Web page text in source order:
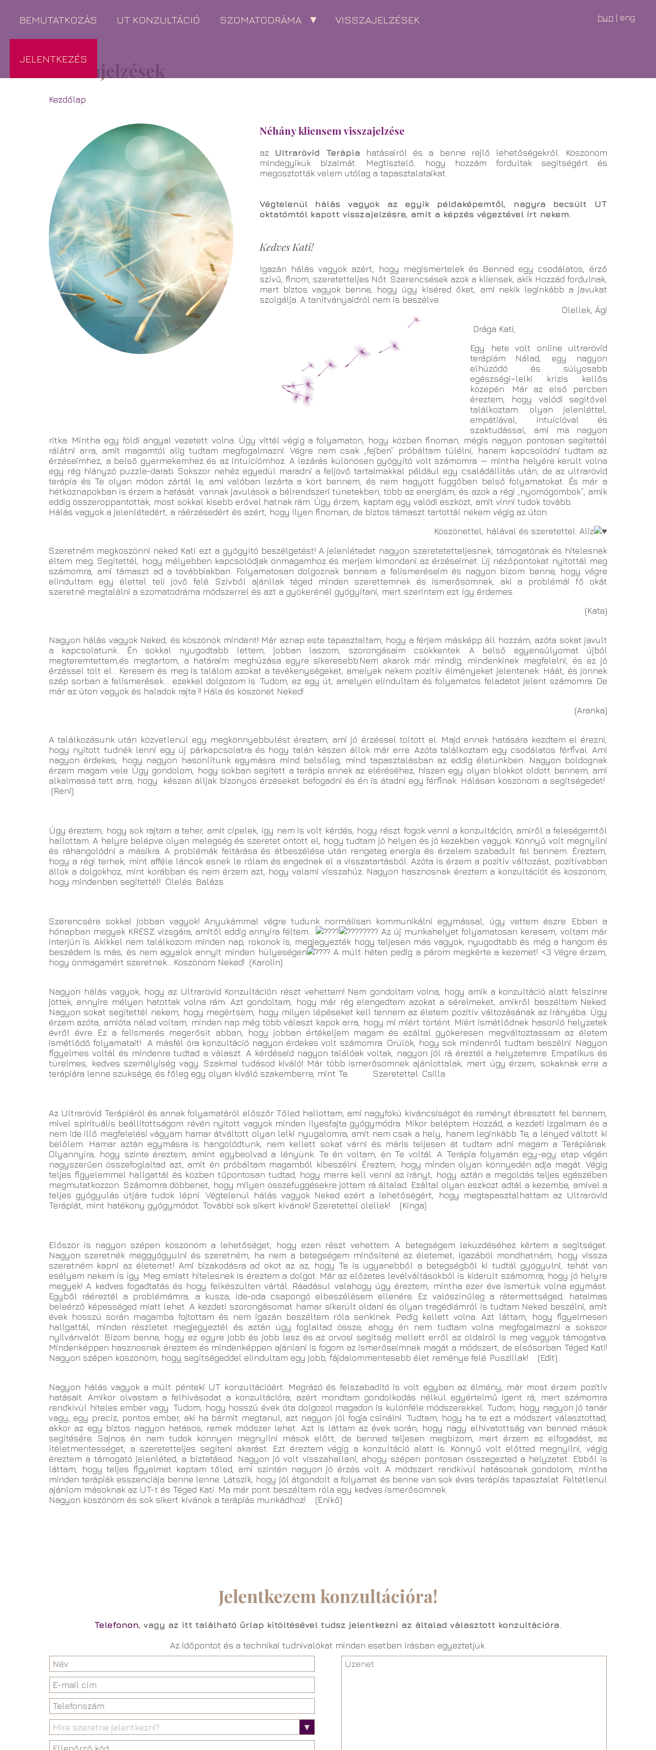
BEMUTATKOZÁS UT KONZULTÁCIÓ SZOMATODRÁMA VISSZAJELZÉSEK
JELENTKEZÉS
hun | eng
Visszajelzések
Kezdőlap
Néhány kliensem visszajelzése
az Ultrarövid Terápia hatásairól és a benne rejlő lehetőségekről. Köszönöm
mindegyikük bizalmát. Megtisztelő, hogy hozzám fordultak segítségért és
megosztották velem utólag a tapasztalataikat.
Végtelenül hálás vagyok az egyik példaképemtől, nagyra becsült UT
oktatómtól kapott visszajelzésre, amit a képzés végeztével írt nekem.
Kedves Kati!
Igazán hálás vagyok azért, hogy megismertelek és Benned egy csodálatos, érző
szívű, finom, szeretetteljes Nőt. Szerencsések azok a kliensek, akik Hozzád fordulnak,
mert biztos vagyok benne, hogy úgy kíséred őket, ami nekik leginkább a javukat
szolgálja. A tanítványaidról nem is beszélve.
Ölellek, Ági
Drága Kati,
Egy hete volt online ultrarövid
terápiám Nálad, egy nagyon
elhúzódó és súlyosabb
egészségi–lelki krízis kellős
közepén. Már az első percben
éreztem, hogy valódi segítővel
találkoztam: olyan jelenléttel,
empátiával, intuícióval és
szaktudással, ami ma nagyon
ritka. Mintha egy földi angyal vezetett volna. Úgy vittél végig a folyamaton, hogy közben finoman, mégis nagyon pontosan segítettél
rálátni arra, amit magamtól alig tudtam megfogalmazni. Végre nem csak „fejben” próbáltam túlélni, hanem kapcsolódni tudtam az
érzéseimhez, a belső gyermekemhez és az intuíciómhoz. A lezárás különösen gyógyító volt számomra — mintha helyére került volna
egy rég hiányzó puzzle-darab. Sokszor nehéz egyedül maradni a feljövő tartalmakkal például egy családállítás után, de az ultrarövid
terápia és Te olyan módon zártál le, ami valóban lezárta a kört bennem, és nem hagyott függőben belső folyamatokat. És már a
hétköznapokban is érzem a hatását: vannak javulások a bélrendszeri tünetekben, több az energiám, és azok a régi „nyomógombok”, amik
eddig összeroppantottak, most sokkal kisebb erővel hatnak rám. Úgy érzem, kaptam egy valódi eszközt, amit vinni tudok tovább.
Hálás vagyok a jelenlétedért, a ráérzésedért és azért, hogy ilyen finoman, de biztos támaszt tartottál nekem végig az úton.
Köszönettel, hálával és szeretettel: Aliz
Szeretném megköszönni neked Kati ezt a gyógyító beszélgetést! A jelenlétedet nagyon szeretetetteljesnek, támogatónak és hitelesnek
éltem meg. Segítettél, hogy mélyebben kapcsolódjak önmagamhoz és merjem kimondani az érzéseimet. Új nézőpontokat nyitottál meg
számomra, ami támaszt ad a továbbiakban. Folyamatosan dolgoznak bennem a felismeréseim és nagyon bízom benne, hogy végre
elindultam egy élettel teli jövő felé. Szívből ajánllak téged minden szerettemnek és ismerősömnek, aki a problémái fő okát
szeretné megtalálni a szomatodráma módszerrel és azt a gyökerénél gyógyítani, mert szerintem ezt így érdemes.
(Kata)
Nagyon hálás vagyok Neked, és köszönök mindent! Már aznap este tapasztaltam, hogy a férjem másképp áll hozzám, azóta sokat javult
a kapcsolatunk. Én sokkal nyugodtabb lettem, jobban laszom, szorongásaim csökkentek. A belső egyensúlyomat újból
megteremtettem,és megtartom, a határaim meghúzása egyre sikeresebb.Nem akarok már mindig, mindenkinek megfelelni, és ez jó
érzéssel tölt el... Keresem és meg is találom azokat a tevékenységeket, amelyek nekem pozitív élményeket jelentenek. Háát, és jönnek
szép sorban a felismerések.... ezekkel dolgozom is. Tudom, ez egy út, amelyen elindultam és folyamatos feladatot jelent számomra. De
már az úton vagyok és haladok rajta !! Hála és köszönet Neked!
(Aranka)
A találkozásunk után közvetlenül egy megkönnyebbülést éreztem, ami jó érzéssel töltött el. Majd ennek hatására kezdtem el érezni,
hogy nyitott tudnék lenni egy új párkapcsolatra és hogy talán készen állok már erre. Azóta találkoztam egy csodálatos férfival. Ami
nagyon érdekes, hogy nagyon hasonlítunk egymásra mind belsőleg, mind tapasztalásban az eddig életünkben. Nagyon boldognak
érzem magam vele. Úgy gondolom, hogy sokban segített a terápia ennek az eléréséhez, hiszen egy olyan blokkot oldott bennem, ami
alkalmassá tett arra, hogy készen álljak bizonyos érzéseket befogadni és én is átadni egy férfinak. Hálásan köszönöm a segítségedet!
(Reni)
Úgy éreztem, hogy sok rajtam a teher, amit cipelek, így nem is volt kérdés, hogy részt fogok venni a konzultáción, amiről a feleségemtől
hallottam. A helyre belépve olyan melegség és szeretet öntött el, hogy tudtam jó helyen és jó kezekben vagyok. Könnyű volt megnyílni
és ráhangolódni a másikra. A problémák feltárása és átbeszélése után rengeteg energia és érzelem szabadult fel bennem. Éreztem,
hogy a régi terhek, mint afféle láncok esnek le rólam és engednek el a visszatartásból. Azóta is érzem a pozitív változást, pozitívabban
állok a dolgokhoz, mint korábban és nem érzem azt, hogy valami visszahúz. Nagyon hasznosnak éreztem a konzultációt és köszönöm,
hogy mindenben segítettél! Ölelés: Balázs
Szerencsére sokkal jobban vagyok! Anyukámmal végre tudunk normálisan kommunikálni egymással, úgy vettem észre. Ebben a
hónapban megyek KRESZ vizsgára, amitől eddig annyira féltem...
Az új munkahelyet folyamatosan keresem, voltam már
interjún is. Akikkel nem találkozom minden nap, rokonok is, megjegyezték hogy teljesen más vagyok, nyugodtabb és még a hangom és
beszédem is más, és nem agyalok annyit minden hülyeségen
A múlt héten pedig a párom megkérte a kezemet! <3 Végre érzem,
hogy önmagamért szeretnek... Köszönöm Neked! (Karolin)
Nagyon hálás vagyok, hogy az Ultrarövid Konzultáción részt vehettem! Nem gondoltam volna, hogy amik a konzultáció alatt felszínre
jöttek, ennyire mélyen hatottak volna rám. Azt gondoltam, hogy már rég elengedtem azokat a sérelmeket, amikről beszéltem Neked.
Nagyon sokat segítettél nekem, hogy megértsem, hogy milyen lépéseket kell tennem az életem pozitív változásának az irányába. Úgy
érzem azóta, amióta nálad voltam, minden nap még több választ kapok arra, hogy mi miért történt. Miért ismétlődnek hasonló helyzetek
évről évre. Ez a felismerés megerősít abban, hogy jobban értékeljem magam és ezáltal gyökeresen megváltoztassam az életem
ismétlődő folyamatait! A másfél óra konzultáció nagyon érdekes volt számomra. Örülök, hogy sok mindenről tudtam beszélni. Nagyon
figyelmes voltál és mindenre tudtad a választ. A kérdéseid nagyon találóak voltak, nagyon jól rá éreztél a helyzetemre. Empatikus és
türelmes, kedves személyiség vagy. Szakmai tudásod kiváló! Már több ismerősömnek ajánlottalak, mert úgy érzem, sokaknak erre a
terápiára lenne szüksége, és főleg egy olyan kiváló szakemberre, mint Te. Szeretettel: Csilla
Az Ultrarövid Terápiáról és annak folyamatáról előszőr Tőled hallottam, ami nagyfokú kíváncsiságot és reményt ébresztett fel bennem,
mivel spirituális beállítottságom révén nyitott vagyok minden ilyesfajta gyógymódra. Mikor beléptem Hozzád, a kezdeti izgalmam és a
nem ide illő megfelelési vágyam hamar átváltott olyan lelki nyugalomra, amit nem csak a hely, hanem leginkább Te, a lényed váltott ki
belőlem. Hamar aztán egymásra is hangolódtunk, nem kellett sokat várni és máris teljesen át tudtam adni magam a Terápiának.
Olyannyira, hogy szinte éreztem, amint egybeolvad a lényünk. Te én voltam, én Te voltál. A Terápia folyamán egy-egy etap végén
nagyszerűen összefoglaltad azt, amit én próbáltam magamból kibeszélni. Éreztem, hogy minden olyan könnyedén adja magát. Végig
teljes figyelemmel hallgattál és közben tűpontosan tudtad, hogy merre kell venni az irányt, hogy aztán a megoldás teljes egészében
megmutatkozzon. Számomra döbbenet, hogy milyen összefüggésekre jöttem rá általad. Ezáltal olyan eszközt adtál a kezembe, amivel a
teljes gyógyulás útjára tudok lépni. Végtelenül hálás vagyok Neked ezért a lehetőségért, hogy megtapasztalhattam az Ultrarövid
Terápiát, mint hatékony gyógymódot. További sok sikert kívánok! Szeretettel ölellek! (Kinga)
Először is nagyon szépen köszönöm a lehetőséget, hogy ezen részt vehettem. A betegségem leküzdéséhez kértem a segítséget.
Nagyon szeretnék meggyógyulni és szeretném, ha nem a betegségem minősítené az életemet, igazából mondhatnám, hogy vissza
szeretném kapni az életemet! Ami bizakodásra ad okot az az, hogy Te is ugyanebből a betegségből ki tudtál gyógyulni, tehát van
esélyem nekem is így. Meg emiatt hitelesnek is éreztem a dolgot. Már az előzetes levélváltásokból is kiderült számomra, hogy jó helyre
megyek! A kedves fogadtatás és hogy felkészülten vártál. Ráadásul valahogy úgy éreztem, mintha ezer éve ismertük volna egymást.
Egyből ráéreztél a problémámra, a kusza, ide-oda csapongó elbeszélésem ellenére. Ez valószínűleg a rátermettséged, hatalmas
beleérző képességed miatt lehet. A kezdeti szorongásomat hamar sikerült oldani és olyan tragédiámról is tudtam Neked beszélni, amit
évek hosszú során magamba fojtottam és nem igazán beszéltem róla senkinek. Pedig kellett volna. Azt láttam, hogy figyelmesen
hallgattál, minden részletet megjegyeztél és aztán úgy foglaltad össze, ahogy én nem tudtam volna megfogalmazni a sokszor
nyilvánvalót. Bízom benne, hogy ez egyre jobb és jobb lesz és az orvosi segítség mellett erről az oldalról is meg vagyok támogatva.
Mindenképpen hasznosnak éreztem és mindenképpen ajánlani is fogom az ismerőseimnek magát a módszert, de elsősorban Téged Kati!
Nagyon szépen köszönöm, hogy segítségeddel elindultam egy jobb, fájdalommentesebb élet reménye felé. Puszillak! (Edit)
Nagyon hálás vagyok a múlt pénteki UT konzultációért. Megrázó és felszabadító is volt egyben az élmény, már most érzem pozitív
hatásait. Amikor olvastam a felhívásodat a konzultációra, azért mondtam gondolkodás nélkül egyértelmű igent rá, mert számomra
rendkívül hiteles ember vagy. Tudom, hogy hosszú évek óta dolgozol magadon is különféle módszerekkel. Tudom, hogy nagyon jó tanár
vagy, egy precíz, pontos ember, aki ha bármit megtanul, azt nagyon jól fogja csinálni. Tudtam, hogy ha te ezt a módszert választottad,
akkor az egy biztos nagyon hatásos, remek módszer lehet. Azt is láttam az évek során, hogy nagy elhivatottság van benned mások
segítésére. Sajnos én nem tudok könnyen megnyílni mások előtt, de benned teljesen megbízom, mert érzem az elfogadást, az
ítéletmentességet, a szeretetteljes segíteni akarást. Ezt éreztem végig a konzultáció alatt is. Könnyű volt előtted megnyílni, végig
éreztem a támogató jelenléted, a bíztatásod. Nagyon jó volt visszahallani, ahogy szépen pontosan összegezted a helyzetet. Ebből is
láttam, hogy teljes figyelmet kaptam tőled, ami szintén nagyon jó érzés volt. A módszert rendkívül hatásosnak gondolom, mintha
minden terápiák esszenciája benne lenne. Látszik, hogy jól átgondolt a folyamat és benne van sok éves terápiás tapasztalat. Feltétlenül
ajánlom másoknak az UT-t és Téged Kati. Ma már pont beszéltem róla egy kedves ismerősömnek.
Nagyon köszönöm és sok sikert kívánok a terápiás munkádhoz! (Enikő)
Jelentkezem konzultációra!
Telefonon, vagy az itt található űrlap kitöltésével tudsz jelentkezni az általad választott konzultációra.
Az időpontot és a technikai tudnivalókat minden esetben írásban egyeztetjük.
Mire szeretne jelentkezni? ▼